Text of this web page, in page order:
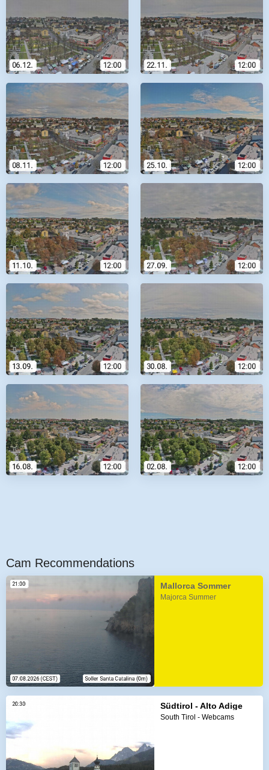
Cam Recommendations
Mallorca Sommer
Majorca Summer
Südtirol - Alto Adige
South Tirol - Webcams